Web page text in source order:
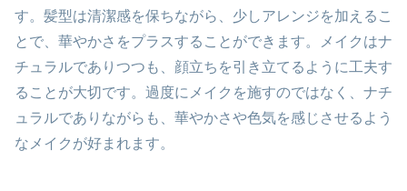
す。髪型は清潔感を保ちながら、少しアレンジを加えるこ
とで、華やかさをプラスすることができます。メイクはナ
チュラルでありつつも、顔立ちを引き立てるように工夫す
ることが大切です。過度にメイクを施すのではなく、ナチ
ュラルでありながらも、華やかさや色気を感じさせるよう
なメイクが好まれます。